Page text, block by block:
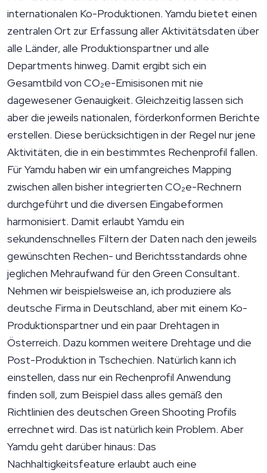
internationalen Ko-Produktionen. Yamdu bietet einen
zentralen Ort zur Erfassung aller Aktivitätsdaten über
alle Länder, alle Produktionspartner und alle
Departments hinweg. Damit ergibt sich ein
Gesamtbild von CO₂e-Emisisonen mit nie
dagewesener Genauigkeit. Gleichzeitig lassen sich
aber die jeweils nationalen, förderkonformen Berichte
erstellen. Diese berücksichtigen in der Regel nur jene
Aktivitäten, die in ein bestimmtes Rechenprofil fallen.
Für Yamdu haben wir ein umfangreiches Mapping
zwischen allen bisher integrierten CO₂e-Rechnern
durchgeführt und die diversen Eingabeformen
harmonisiert. Damit erlaubt Yamdu ein
sekundenschnelles Filtern der Daten nach den jeweils
gewünschten Rechen- und Berichtsstandards ohne
jeglichen Mehraufwand für den Green Consultant.
Nehmen wir beispielsweise an, ich produziere als
deutsche Firma in Deutschland, aber mit einem Ko-
Produktionspartner und ein paar Drehtagen in
Österreich. Dazu kommen weitere Drehtage und die
Post-Produktion in Tschechien. Natürlich kann ich
einstellen, dass nur ein Rechenprofil Anwendung
finden soll, zum Beispiel dass alles gemäß den
Richtlinien des deutschen Green Shooting Profils
errechnet wird. Das ist natürlich kein Problem. Aber
Yamdu geht darüber hinaus: Das
Nachhaltigkeitsfeature erlaubt auch eine